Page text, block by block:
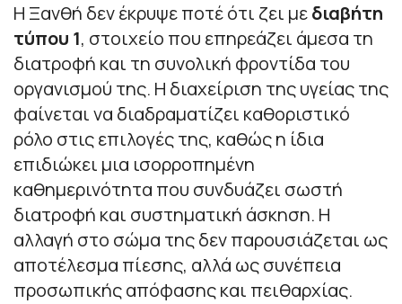
Η Ξανθή δεν έκρυψε ποτέ ότι ζει μεδιαβήτη
τύπου 1, στοιχείο που επηρεάζει άμεσα τη
διατροφή και τη συνολική φροντίδα του
οργανισμού της. Η διαχείριση της υγείας της
φαίνεται να διαδραματίζει καθοριστικό
ρόλο στις επιλογές της, καθώς η ίδια
επιδιώκει μια ισορροπημένη
καθημερινότητα που συνδυάζει σωστή
διατροφή και συστηματική άσκηση. Η
αλλαγή στο σώμα της δεν παρουσιάζεται ως
αποτέλεσμα πίεσης, αλλά ως συνέπεια
προσωπικής απόφασης και πειθαρχίας.